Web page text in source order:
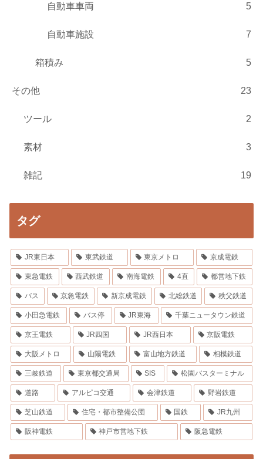
自動車車両 5
自動車施設 7
箱積み 5
その他 23
ツール 2
素材 3
雑記 19
タグ
JR東日本 東武鉄道 東京メトロ 京成電鉄
東急電鉄 西武鉄道 南海電鉄 4直 都営地下鉄
バス 京急電鉄 新京成電鉄 北総鉄道 秩父鉄道
小田急電鉄 バス停 JR東海 千葉ニュータウン鉄道
京王電鉄 JR四国 JR西日本 京阪電鉄
大阪メトロ 山陽電鉄 富山地方鉄道 相模鉄道
三岐鉄道 東京都交通局 SIS 松園バスターミナル
道路 アルピコ交通 会津鉄道 野岩鉄道
芝山鉄道 住宅・都市整備公団 国鉄 JR九州
阪神電鉄 神戸市営地下鉄 阪急電鉄